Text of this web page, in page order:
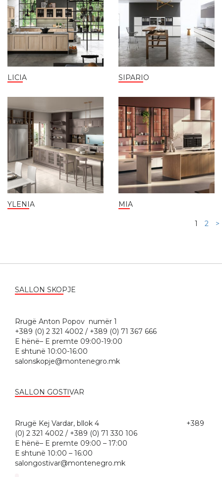
LICIA SIPARIO
YLENIA MIA
1 2 >
SALLON SKOPJE
Rrugë Anton Popov numër 1
+389 (0) 2 321 4002 / +389 (0) 71 367 666
E hënë– E premte 09:00-19:00
Е shtunë 10:00-16:00
salonskopje@montenegro.mk
SALLON GOSTIVAR
Rrugë Kej Vardar, bllok 4 +389
(0) 2 321 4002 / +389 (0) 71 330 106
E hënë– E premte 09:00 – 17:00
Е shtunë 10:00 – 16:00
salongostivar@montenegro.mk